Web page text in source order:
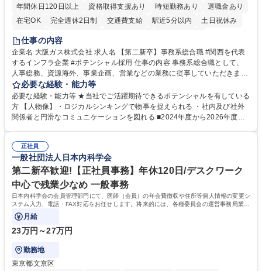
年間休日120日以上
資格取得支援あり 時短勤務あり
退職金あり
在宅OK
完全週休2日制 交通費支給 駅近5分以内
土日祝休み
服装自由
第二新卒歓迎
仕事の内容
企業名 大阪ガス株式会社 求人名 【第二新卒】事務系総合職 #関西を代表
するインフラ企業 #ポテンシャル採用 仕事の内容 事務系総合職として、
人事総務、資源海外、事業企画、営業などの業務に従事していただきま
す。 【業務内容の一例】■所属事業部の勤労業務 ■海外に関係する各種業
務 ■営業部門の企画スタッフ、ルート営業 【キャリアパス】入社後の配属
ポジションで一定期間ご活躍頂いた後、本人の適性及び将来のキャリアを
鑑みてジョブローテーションを行います。 【育成】OJTでの現場育成や研
表するインフラ企業 #ポテンシャル採用
必要な経験・能力等
必要な経験・能力等 ★当社でご活躍期待できるポテンシャルを有している
方 【人物像】・ロジカルシンキングで物事を捉えられる ・社内及び社外
関係者と円滑なコミュニケーションを図れる ■2024年度から2026年度ま
72.html ■エネルギーセキュリティの不安定化や気候変動による自然災害の
甚大化など、これまで以上に社会課題解決の重要性が高まっています。
「未来の日常」の創造に向けて持続可能な社会の実現に貢献してまいりま
す。 学歴・資格 学歴：大学院 大学 語学力： 資格：
正社員
一般社団法人日本内科学会
第二新卒歓迎!【正社員事務】年休120日/デスクワーク
中心で残業少なめ 一般事務
日本内科学会の会員管理部門にて、医師（会員）の年会費徴収や住所等個人情報の変更シ
ステム入力、電話・FAX対応をお任せします。将来的には、各種委員会の運営事務局業務
などにも幅広く携わっていただきます。
月給
23万円～27万円
勤務地
東京都文京区